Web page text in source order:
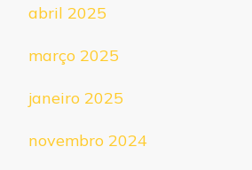
abril 2025
março 2025
janeiro 2025
novembro 2024